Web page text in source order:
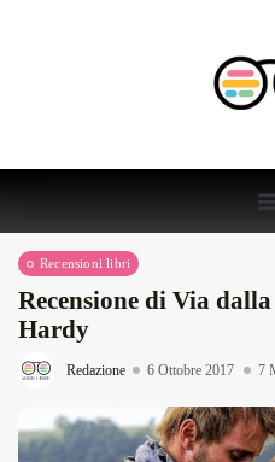
Recensioni libri
Recensione di Via
Hardy
Redazione 6 Ottobre 2017 7